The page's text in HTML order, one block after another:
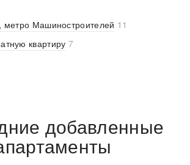
метро Машиностроителей 11
квартиру 7
добавленные